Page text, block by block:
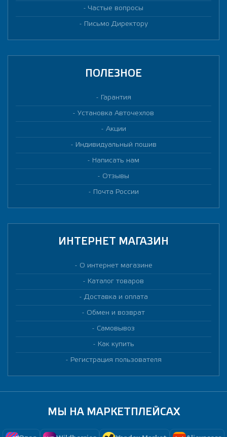
Частые вопросы
Письмо Директору
ПОЛЕЗНОЕ
Гарантия
Установка Авточехлов
Акции
Индивидуальный пошив
Написать нам
Отзывы
Почта России
ИНТЕРНЕТ МАГАЗИН
О интернет магазине
Каталог товаров
Доставка и оплата
Обмен и возврат
Самовывоз
Как купить
Регистрация пользователя
МЫ НА МАРКЕТПЛЕЙСАХ